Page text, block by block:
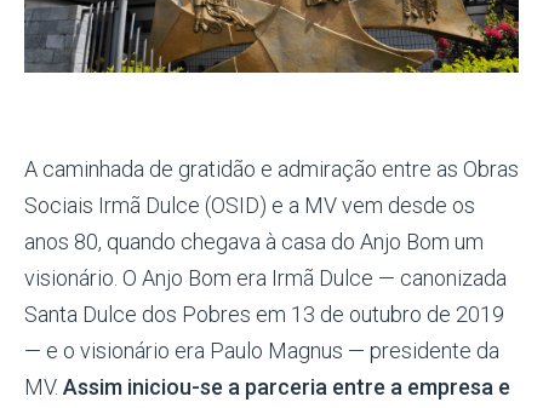
A caminhada de gratidão e admiração entre as Obras
Sociais Irmã Dulce (OSID) e a MV vem desde os
anos 80, quando chegava à casa do Anjo Bom um
visionário. O Anjo Bom era Irmã Dulce — canonizada
Santa Dulce dos Pobres em 13 de outubro de 2019
— e o visionário era Paulo Magnus — presidente da
MV. Assim iniciou-se a parceria entre a empresa e